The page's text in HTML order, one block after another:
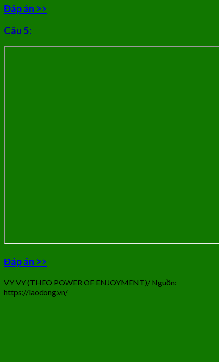
Đáp án >>
Câu 5:
Đáp án >>
VY VY (THEO POWER OF ENJOYMENT)/ Nguồn:
https://laodong.vn/